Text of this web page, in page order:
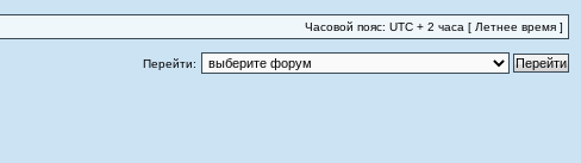
Часовой пояс: UTC + 2 часа [ Летнее время ]
Перейти: